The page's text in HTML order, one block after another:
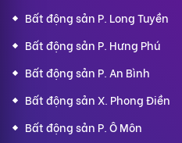
Bất động sản P. Long Tuyền
Bất động sản P. Hưng Phú
Bất động sản P. An Bình
Bất động sản X. Phong Điền
Bất động sản P. Ô Môn